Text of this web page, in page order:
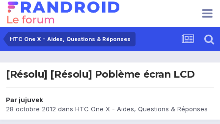
HTC One X - Aides, Questions & Réponses
[Résolu] [Résolu] Poblème écran LCD
Par jujuvek
28 octobre 2012 dans HTC One X - Aides, Questions & Réponses